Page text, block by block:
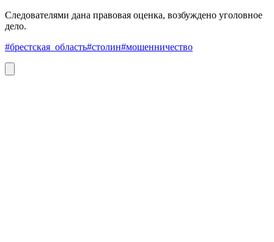
Следователями дана правовая оценка, возбуждено уголовное
дело.
#брестская_область#столин#мошенничество